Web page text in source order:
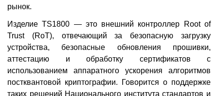
рынок.
Изделие TS1800 — это внешний контроллер Root of
Trust (RoT), отвечающий за безопасную загрузку
устройства, безопасные обновления прошивки,
аттестацию и обработку сертификатов с
использованием аппаратного ускорения алгоритмов
постквантовой криптографии. Говорится о поддержке
таких решений Национального института стандартов и